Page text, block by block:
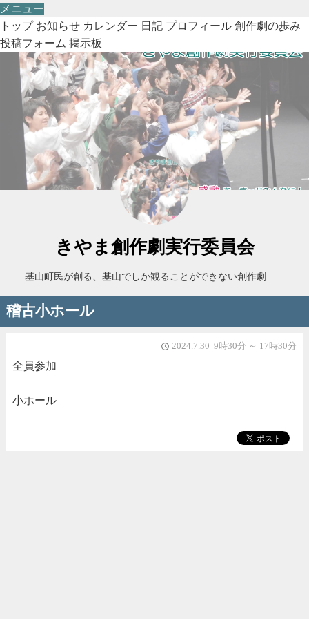
メニュー
トップ お知らせ カレンダー 日記 プロフィール 創作劇の歩み
投稿フォーム 掲示板
きやま創作劇実行委員会
基山町民が創る、基山でしか観ることができない創作劇
稽古小ホール
access_time 2024.7.30 9時30分 ～ 17時30分
全員参加
小ホール